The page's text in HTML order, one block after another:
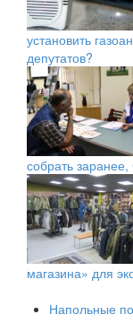
установить
депутатов?
собрать
магазина» для
Напольные